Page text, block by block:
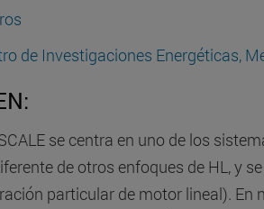
de Investigaciones Energéticas,
se centra en uno de los
de otros enfoques de HL, y
particular de motor lineal). En